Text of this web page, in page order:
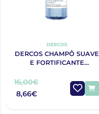
DERCOS
DERCOS CHAMPÔ SUAVE
E FORTIFICANTE
16,00€
8,66€